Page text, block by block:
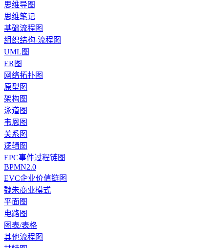
思维导图
思维笔记
基础流程图
组织结构-流程图
UML图
ER图
网络拓扑图
原型图
架构图
泳道图
韦恩图
关系图
逻辑图
EPC事件过程链图
BPMN2.0
EVC企业价值链图
魏朱商业模式
平面图
电路图
图表/表格
其他流程图